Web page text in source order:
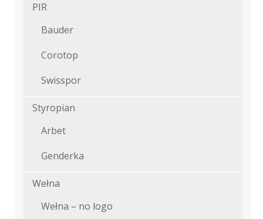
PIR
Bauder
Corotop
Swisspor
Styropian
Arbet
Genderka
Wełna
Wełna – no logo